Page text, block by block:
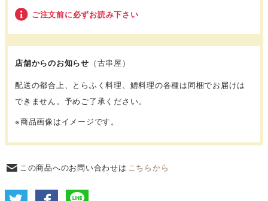
ご注文前に必ずお読み下さい
店舗からのお知らせ （古串屋）
配送の都合上、とらふく料理、鱧料理の各種は同梱でお届けは
できません。予めご了承ください。
※商品画像はイメージです。
この商品へのお問い合わせは こちらから